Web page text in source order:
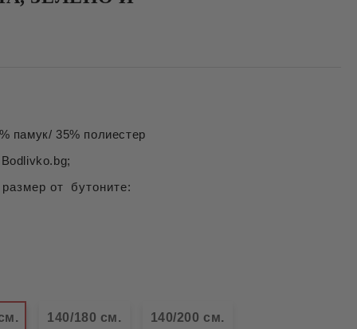
35% полиестер
от бутоните:
140/180 см. 140/200 см.